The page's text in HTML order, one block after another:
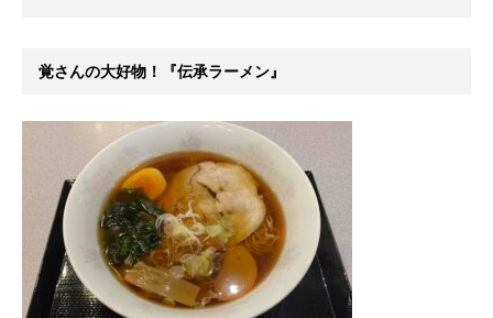
覚さんの大好物！『伝承ラーメン』